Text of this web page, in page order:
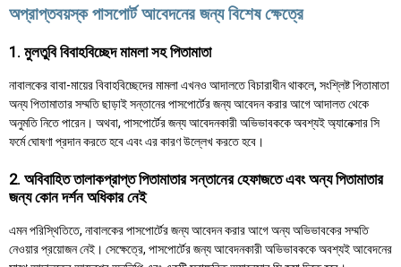
অপ্রাপ্তবয়স্ক পাসপোর্ট আবেদনের জন্য বিশেষ ক্ষেত্রে
1. মুলতুবি বিবাহবিচ্ছেদ মামলা সহ পিতামাতা
নাবালকের বাবা-মায়ের বিবাহবিচ্ছেদের মামলা এখনও আদালতে বিচারাধীন থাকলে, সংশ্লিষ্ট পিতামাতা
অন্য পিতামাতার সম্মতি ছাড়াই সন্তানের পাসপোর্টের জন্য আবেদন করার আগে আদালত থেকে
অনুমতি নিতে পারেন। অথবা, পাসপোর্টের জন্য আবেদনকারী অভিভাবককে অবশ্যই অ্যানেক্সার সি
ফর্মে ঘোষণা প্রদান করতে হবে এবং এর কারণ উল্লেখ করতে হবে।
2. অবিবাহিত তালাকপ্রাপ্ত পিতামাতার সন্তানের হেফাজতে এবং অন্য পিতামাতার
জন্য কোন দর্শন অধিকার নেই
এমন পরিস্থিতিতে, নাবালকের পাসপোর্টের জন্য আবেদন করার আগে অন্য অভিভাবকের সম্মতি
নেওয়ার প্রয়োজন নেই। সেক্ষেত্রে, পাসপোর্টের জন্য আবেদনকারী অভিভাবককে অবশ্যই আবেদনের